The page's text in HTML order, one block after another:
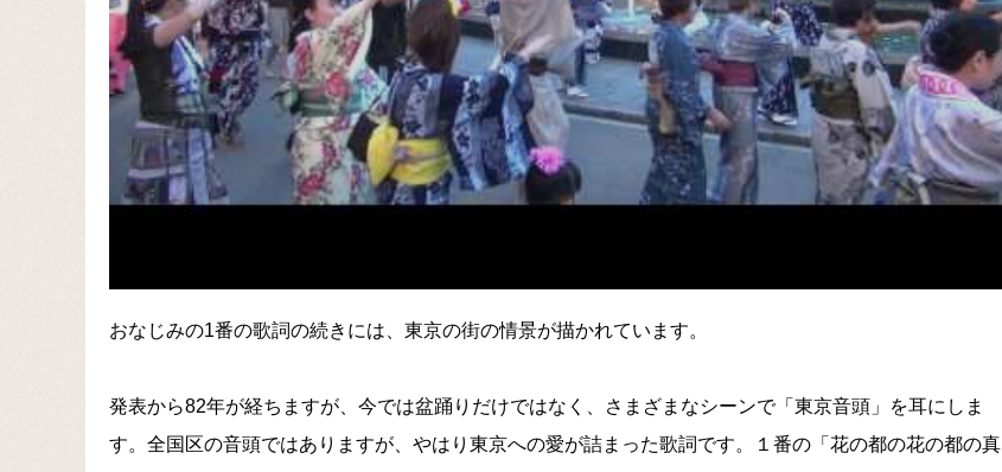
おなじみの1番の歌詞の続きには、東京の街の情景が描かれています。
発表から82年が経ちますが、今では盆踊りだけではなく、さまざまなシーンで「東京音頭」を耳にしま
す。全国区の音頭ではありますが、やはり東京への愛が詰まった歌詞です。１番の「花の都の花の都の真